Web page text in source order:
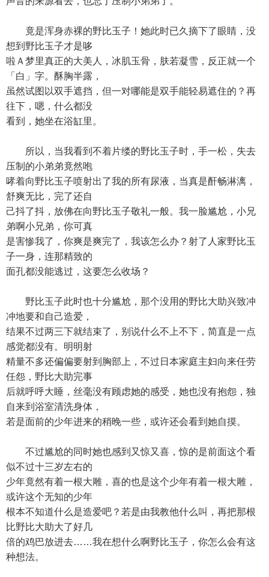
竟是浑身赤裸的野比玉子！她此时已久摘下了眼睛，没
想到野比玉子才是哆
啦Ａ梦里真正的大美人，冰肌玉骨，肤若凝雪，反正就一个
「白」字。酥胸半露，
虽然试图以双手遮挡，但一对哪能是双手能轻易遮住的？再
往下，嗯，什么都没
看到，她坐在浴缸里。
所以，当我看到不着片缕的野比玉子时，手一松，失去
压制的小弟弟竟然咆
哮着向野比玉子喷射出了我的所有尿液，当真是酐畅淋漓，
舒爽无比，完了还自
己抖了抖，放佛在向野比玉子敬礼一般。我一脸尴尬，小兄
弟啊小兄弟，你可真
是害惨我了，你爽是爽完了，我该怎么办？射了人家野比玉
子一身，连那精致的
面孔都没能逃过，这要怎么收场？
野比玉子此时也十分尴尬，那个没用的野比大助兴致冲
冲地要和自己造爱，
结果不过两三下就结束了，别说什么不上不下，简直是一点
感觉都没有。明明射
精量不多还偏偏要射到胸部上，不过日本家庭主妇向来任劳
任怨，野比大助完事
后就呼呼大睡，丝毫没有顾虑她的感受，她也没有抱怨，独
自来到浴室清洗身体，
若是面前的少年进来的稍晚一些，或许还会看到她自摸。
不过尴尬的同时她也感到又惊又喜，惊的是前面这个看
似不过十三岁左右的
少年竟然有着一根大雕，喜的也是这个少年有着一根大雕，
或许这个无知的少年
根本不知道什么是造爱吧？若是由我教他什么叫，再把那根
比野比大助大了好几
倍的鸡巴放进去……我在想什么啊野比玉子，你怎么会有这
种想法。